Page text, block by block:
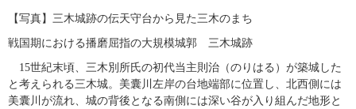
【写真】三木城跡の伝天守台から見た三木のまち
​戦国期における播磨屈指の大規模城郭　三木城跡
15世紀末頃、三木別所氏の初代当主則治（のりはる）が築城した
と考えられる三木城。美囊川左岸の台地端部に位置し、北西側には
美囊川が流れ、城の背後となる南側には深い谷が入り組んだ地形と